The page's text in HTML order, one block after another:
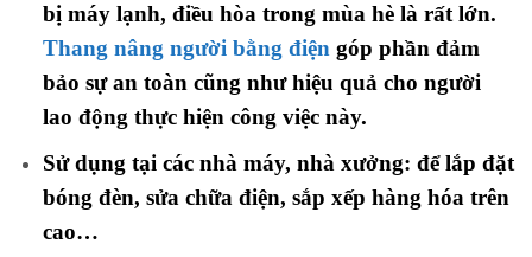
bị máy lạnh, điều hòa trong mùa hè là rất lớn.
Thang nâng người bằng điện góp phần đảm
bảo sự an toàn cũng như hiệu quả cho người
lao động thực hiện công việc này.
Sử dụng tại các nhà máy, nhà xưởng: để lắp đặt
bóng đèn, sửa chữa điện, sắp xếp hàng hóa trên
cao…